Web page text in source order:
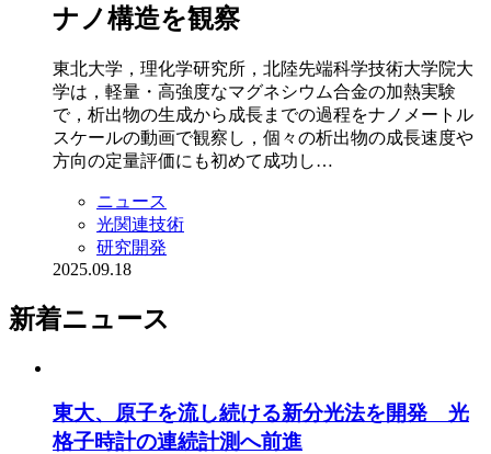
ナノ構造を観察
東北大学，理化学研究所，北陸先端科学技術大学院大
学は，軽量・高強度なマグネシウム合金の加熱実験
で，析出物の生成から成長までの過程をナノメートル
スケールの動画で観察し，個々の析出物の成長速度や
方向の定量評価にも初めて成功し…
ニュース
光関連技術
研究開発
2025.09.18
新着ニュース
東大、原子を流し続ける新分光法を開発 光
格子時計の連続計測へ前進